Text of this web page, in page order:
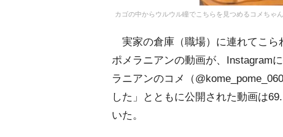
カゴの中からウルウル瞳でこちらを見つめるコメちゃ
実家の倉庫（職場）に連れてこら
ポメラニアンの動画が、Instagram
ラニアンのコメ（
した」とともに公開された動画は
いた。